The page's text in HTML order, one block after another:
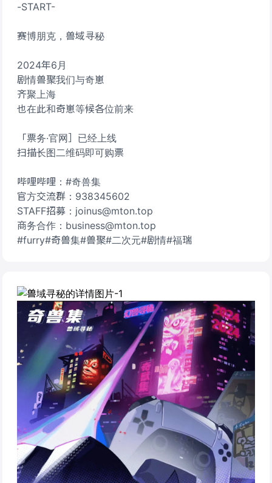
-START-
赛博朋克，兽域寻秘
2024年6月
剧情兽聚我们与奇崽
齐聚上海
也在此和奇崽等候各位前来
「票务·官网］已经上线
扫描长图二维码即可购票
哔哩哔哩：#奇兽集
官方交流群：938345602
STAFF招募：joinus@mton.top
商务合作：business@mton.top
#furry#奇兽集#兽聚#二次元#剧情#福瑞